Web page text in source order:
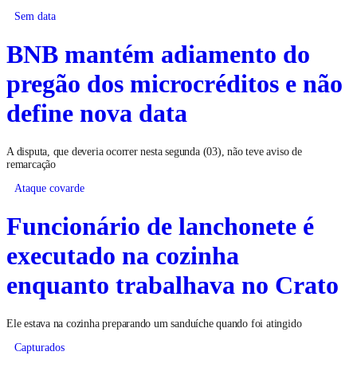
Sem data
BNB mantém adiamento do
pregão dos microcréditos e não
define nova data
A disputa, que deveria ocorrer nesta segunda (03), não teve aviso de
remarcação
Ataque covarde
Funcionário de lanchonete é
executado na cozinha
enquanto trabalhava no Crato
Ele estava na cozinha preparando um sanduíche quando foi atingido
Capturados